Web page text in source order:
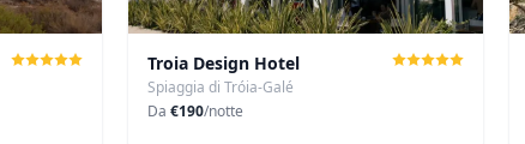
Troia Design Hotel
Spiaggia di Tróia-Galé
Da €190/notte